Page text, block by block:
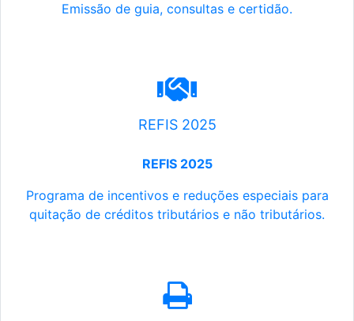
Emissão de guia, consultas e certidão.
REFIS 2025
REFIS 2025
Programa de incentivos e reduções especiais para
quitação de créditos tributários e não tributários.